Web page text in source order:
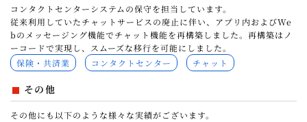
コンタクトセンターシステムの保守を担当しています。
従来利用していたチャットサービスの廃止に伴い、アプリ内およびWe
bのメッセージング機能でチャット機能を再構築しました。再構築はノ
ーコードで実現し、スムーズな移行を可能にしました。
保険・共済業
コンタクトセンター チャット
その他
その他にも以下のような様々な実績がございます。